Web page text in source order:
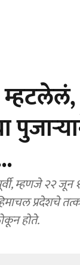
म्हणजे २२ जून
प्रदेशचे
होते.